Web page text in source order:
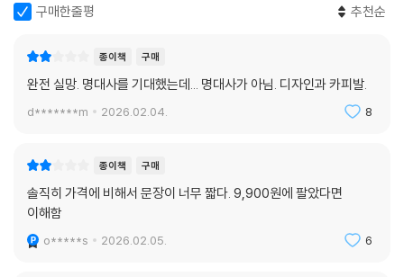
구매한줄평 추천순
종이책 구매
완전 실망. 명대사를 기대했는데... 명대사가 아님. 디자인과 카피발.
d*******m 2026.02.04. 8
종이책 구매
솔직히 가격에 비해서 문장이 너무 짧다. 9,900원에 팔았다면
이해함
o*****s 2026.02.05. 6